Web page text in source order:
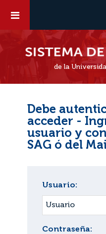
de la
Debe
acceder -
usuario y
SAG ó del
Usuario:
Contraseña: